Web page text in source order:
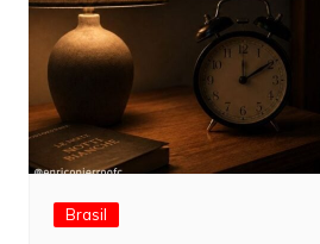
Brasil